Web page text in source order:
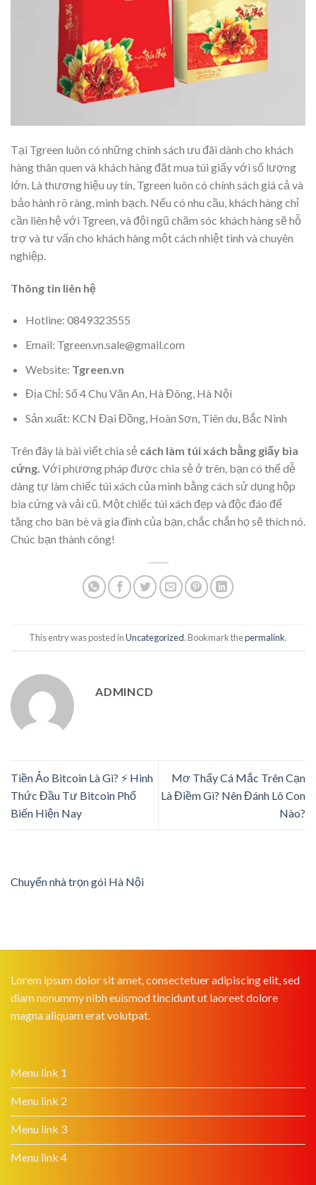
Tại Tgreen luôn có những chính sách ưu đãi dành cho khách
hàng thân quen và khách hàng đặt mua túi giấy với số lượng
lớn. Là thương hiệu uy tín, Tgreen luôn có chính sách giá cả và
bảo hành rõ ràng, minh bạch. Nếu có nhu cầu, khách hàng chỉ
cần liên hệ với Tgreen, và đội ngũ chăm sóc khách hàng sẽ hỗ
trợ và tư vấn cho khách hàng một cách nhiệt tình và chuyên
nghiệp.
Thông tin liên hệ
Hotline: 0849323555
Email: Tgreen.vn.sale@gmail.com
Website: Tgreen.vn
Địa Chỉ: Số 4 Chu Văn An, Hà Đông, Hà Nội
Sản xuất: KCN Đại Đồng, Hoàn Sơn, Tiên du, Bắc Ninh
Trên đây là bài viết chia sẻ cách làm túi xách bằng giấy bìa
cứng. Với phương pháp được chia sẻ ở trên, bạn có thể dễ
dàng tự làm chiếc túi xách của mình bằng cách sử dụng hộp
bìa cứng và vải cũ. Một chiếc túi xách đẹp và độc đáo để
tặng cho bạn bè và gia đình của bạn, chắc chắn họ sẽ thích nó.
Chúc bạn thành công!
This entry was posted inUncategorized. Bookmark thepermalink.
ADMINCD
Tiền Ảo Bitcoin Là Gì? ⚡️ Hình
Thức Đầu Tư Bitcoin Phổ
Biến Hiện Nay
Mơ Thấy Cá Mắc Trên Cạn
Là Điềm Gì? Nên Đánh Lô Con
Nào?
Chuyển nhà trọn gói Hà Nội
Lorem ipsum dolor sit amet, consectetuer adipiscing elit, sed
diam nonummy nibh euismod tincidunt ut laoreet dolore
magna aliquam erat volutpat.
Menu link 1
Menu link 2
Menu link 3
Menu link 4